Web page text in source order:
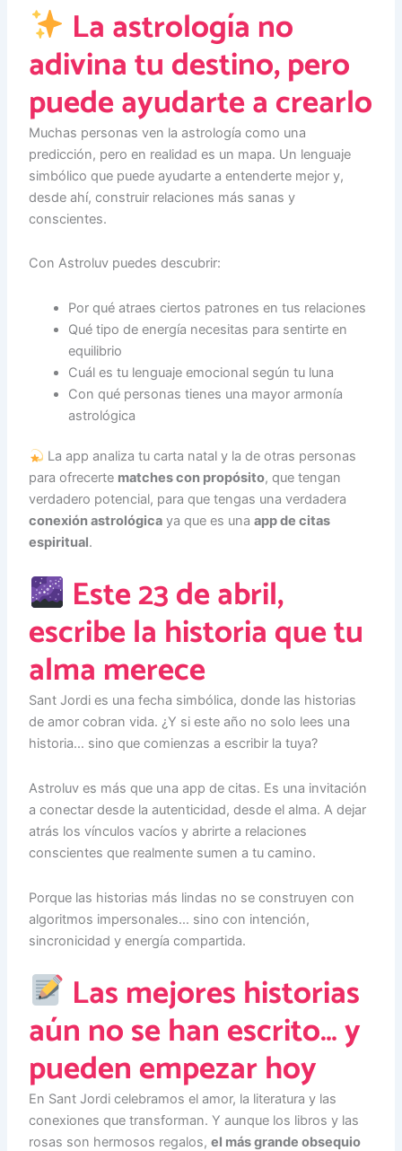
La astrología no
adivina tu destino, pero
puede ayudarte a crearlo
Muchas personas ven la astrología como una
predicción, pero en realidad es un mapa. Un lenguaje
simbólico que puede ayudarte a entenderte mejor y,
desde ahí, construir relaciones más sanas y
conscientes.
Con Astroluv puedes descubrir:
Por qué atraes ciertos patrones en tus relaciones
Qué tipo de energía necesitas para sentirte en
equilibrio
Cuál es tu lenguaje emocional según tu luna
Con qué personas tienes una mayor armonía
astrológica
La app analiza tu carta natal y la de otras personas
para ofrecerte matches con propósito, que tengan
verdadero potencial, para que tengas una verdadera
conexión astrológica ya que es unaapp de citas
espiritual.
Este 23 de abril,
escribe la historia que tu
alma merece
Sant Jordi es una fecha simbólica, donde las historias
de amor cobran vida. ¿Y si este año no solo lees una
historia… sino que comienzas a escribir la tuya?
Astroluv es más que una app de citas. Es una invitación
a conectar desde la autenticidad, desde el alma. A dejar
atrás los vínculos vacíos y abrirte a relaciones
conscientes que realmente sumen a tu camino.
Porque las historias más lindas no se construyen con
algoritmos impersonales… sino con intención,
sincronicidad y energía compartida.
Las mejores historias
aún no se han escrito… y
pueden empezar hoy
En Sant Jordi celebramos el amor, la literatura y las
conexiones que transforman. Y aunque los libros y las
rosas son hermosos regalos,el más grande obsequio